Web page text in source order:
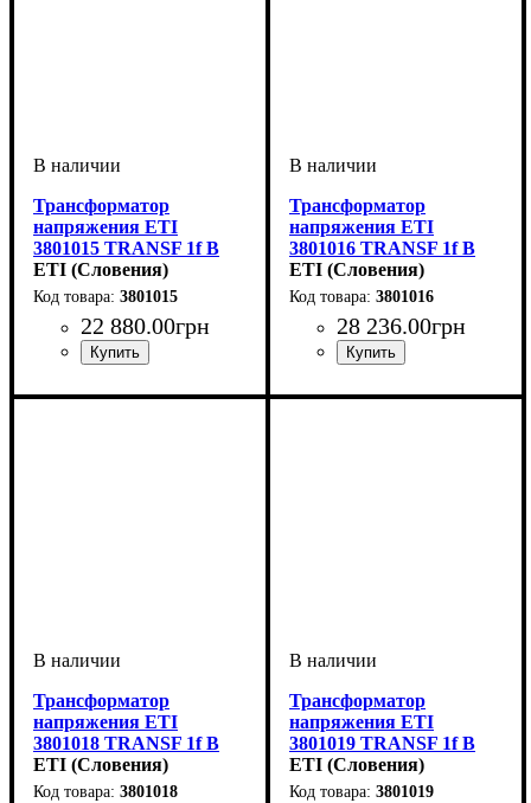
Трансформатор
напряжения ETI
3801015 TRANSF 1f B
12-0-12V 2000VA
ETI (Словения)
3801015
22 880.00грн
Трансформатор
напряжения ETI
3801016 TRANSF 1f B
12-0-12V 2500VA
ETI (Словения)
3801016
28 236.00грн
Трансформатор
напряжения ETI
3801018 TRANSF 1f B
12-0-12V 4000VA
ETI (Словения)
3801018
Трансформатор
напряжения ETI
3801019 TRANSF 1f B
12-0-12V 5000VA
ETI (Словения)
3801019